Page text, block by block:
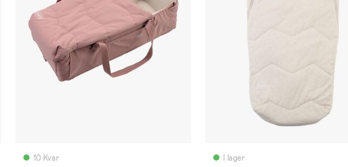
10 Kvar I lager